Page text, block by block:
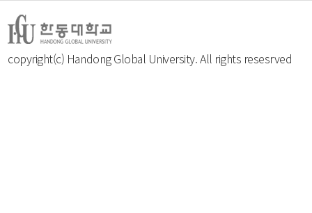
copyright(c) Handong Global University. All rights resesrved